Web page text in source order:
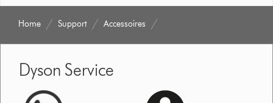
Home Support Accessoires
Dyson Service